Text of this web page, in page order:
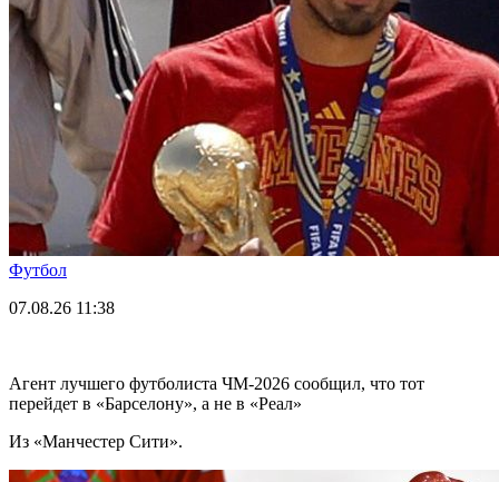
Футбол
07.08.26 11:38
Агент лучшего футболиста ЧМ-2026 cообщил, что тот
перейдет в «Барселону», а не в «Реал»
Из «Манчестер Сити».